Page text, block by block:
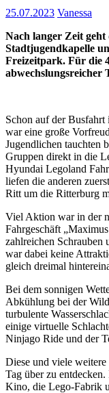
25.07.2023 Vanessa
Nach langer Zeit
Stadtjugendkapelle
Freizeitpark. Für die
abwechslungsreicher
Schon auf der
war eine große
Jugendlichen tauchten
Gruppen direkt in die
Hyundai Legoland
liefen die anderen
Ritt um die Ritterburg
Viel Aktion war in der
Fahrgeschäft
zahlreichen
war dabei keine
gleich dreimal
Bei dem sonnigen
Abkühlung bei der
turbulente
einige virtuelle
Ninjago Ride und der
Diese und viele
Tag über zu
Kino, die Lego-Fabrik